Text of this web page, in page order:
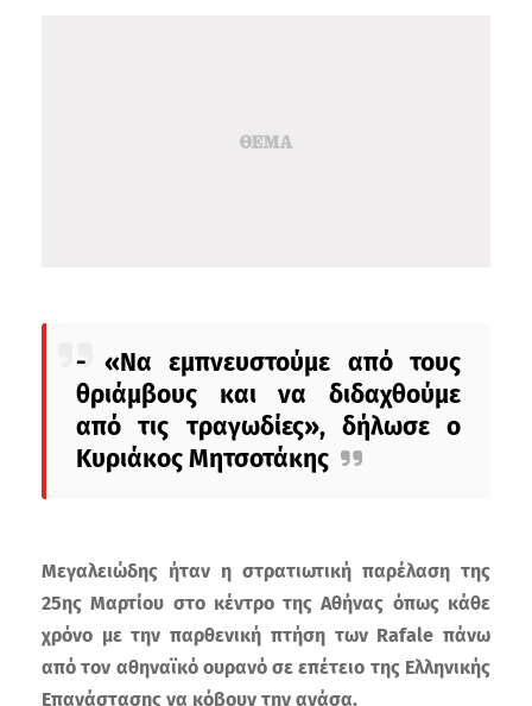
- «Να εμπνευστούμε από τους
θριάμβους και να διδαχθούμε
από τις τραγωδίες», δήλωσε ο
Κυριάκος Μητσοτάκης
Μεγαλειώδης ήταν η στρατιωτική παρέλαση της
25ης Μαρτίου στο κέντρο της Αθήνας όπως κάθε
χρόνο με την παρθενική πτήση των Rafale πάνω
από τον αθηναϊκό ουρανό σε επέτειο της Ελληνικής
Επανάστασης να κόβουν την ανάσα.